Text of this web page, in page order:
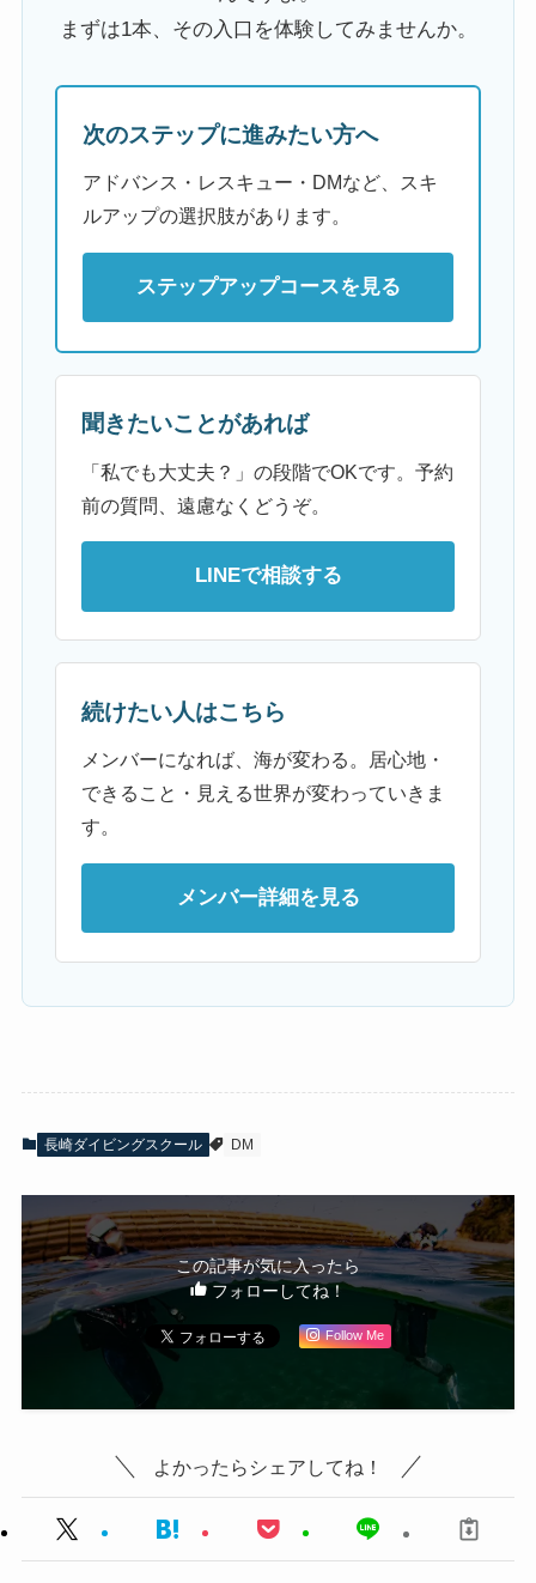
まずは1本、その入口を体験してみませんか。
次のステップに進みたい方へ
アドバンス・レスキュー・DMなど、スキ
ルアップの選択肢があります。
ステップアップコースを見る
聞きたいことがあれば
「私でも大丈夫？」の段階でOKです。予約
前の質問、遠慮なくどうぞ。
LINEで相談する
続けたい人はこちら
メンバーになれば、海が変わる。居心地・
できること・見える世界が変わっていきま
す。
メンバー詳細を見る
長崎ダイビングスクール DM
この記事が気に入ったら
フォローしてね！
Follow Me
よかったらシェアしてね！